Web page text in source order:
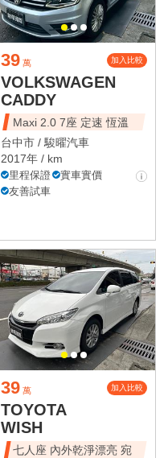
39 萬 加入比較
VOLKSWAGEN
CADDY
Maxi 2.0 7座 定速 恆溫
台中市 / 駿曜汽車
2017年 / km
里程保證
實車實價
友善試車
39 萬 加入比較
TOYOTA
WISH
七人座 內外乾淨漂亮 宛